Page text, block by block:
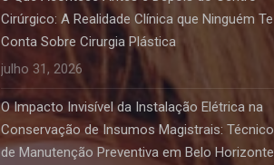
Cirúrgico: A Realidade Clínica que Ninguém Te
Conta Sobre Cirurgia Plástica
julho 31, 2026
O Impacto Invisível da Instalação Elétrica na
Conservação de Insumos Magistrais: Técnico
de Manutenção Preventiva em Belo Horizonte